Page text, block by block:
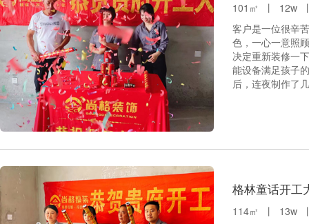
101㎡ 丨 12w
客户是一位很辛
色，一心一意照
决定重新装修一
能设备满足孩子
后，连夜制作了
格林童话开工
114㎡ 丨 13w